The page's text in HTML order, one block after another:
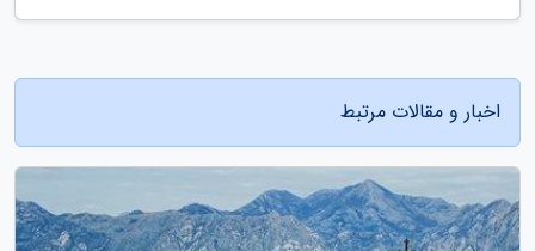
اخبار و مقالات مرتبط